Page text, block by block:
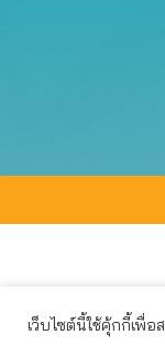
เว็บไซต์นี้ใช้คุ้กกี้เพื่
เว็บไซต์นี้ใ